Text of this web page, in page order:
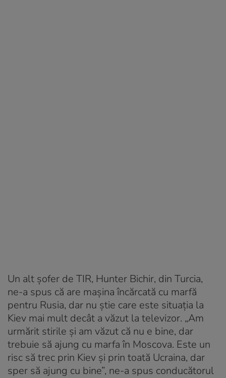
Un alt șofer de TIR, Hunter Bichir, din Turcia,
ne-a spus că are maşina încărcată cu marfă
pentru Rusia, dar nu știe care este situația la
Kiev mai mult decât a văzut la televizor. „Am
urmărit stirile și am văzut că nu e bine, dar
trebuie să ajung cu marfa în Moscova. Este un
risc să trec prin Kiev și prin toată Ucraina, dar
sper să ajung cu bine”, ne-a spus conducătorul